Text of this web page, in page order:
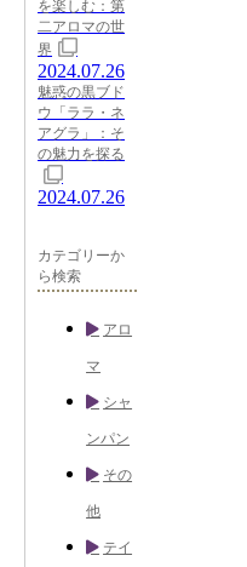
を楽しむ：第
二アロマの世
界
2024.07.26
魅惑の黒ブド
ウ「ララ・ネ
アグラ」：そ
の魅力を探る
2024.07.26
カテゴリーか
ら検索
アロ
マ
シャ
ンパン
その
他
テイ